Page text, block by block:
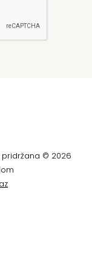
pridržana © 2026